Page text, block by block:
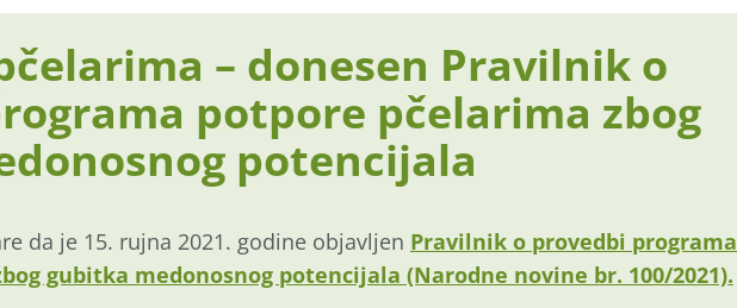
– donesen Pravilnik o
potpore pčelarima zbog
potencijala
da je 15. rujna 2021. godine objavljen Pravilnik o provedbi programa
gubitka medonosnog potencijala (Narodne novine br. 100/2021).